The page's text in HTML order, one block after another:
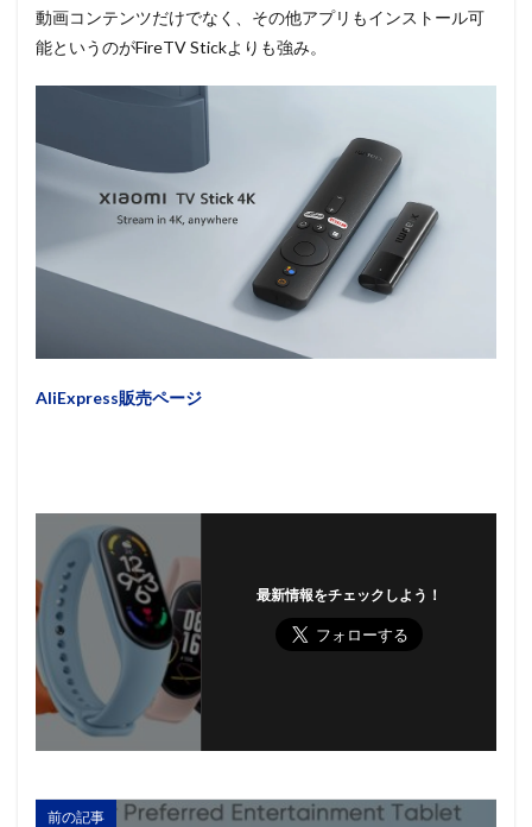
動画コンテンツだけでなく、その他アプリもインストール可
能というのがFireTV Stickよりも強み。
AliExpress販売ページ
最新情報をチェックしよう！
前の記事